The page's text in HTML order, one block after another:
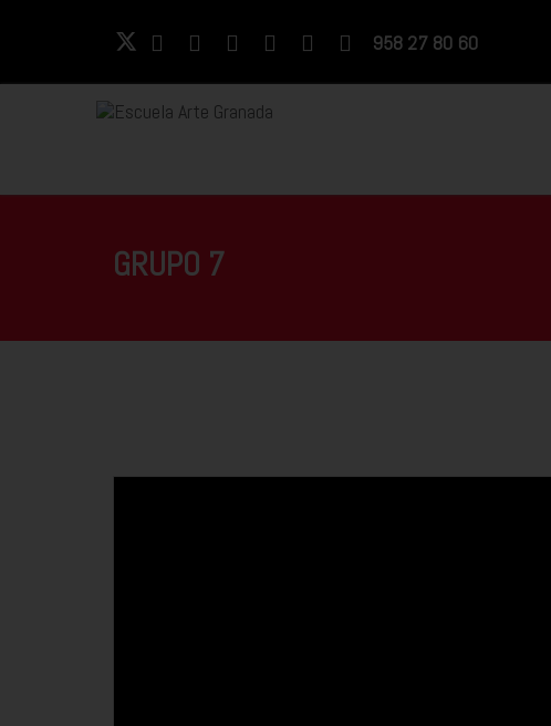
958 27 80 60
GRUPO 7